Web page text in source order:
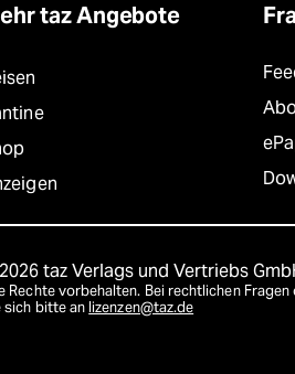
taz Angebote
taz Verlags und Vertriebs
Rechte vorbehalten. Bei rechtlichen
sich bitte an lizenzen@taz.de